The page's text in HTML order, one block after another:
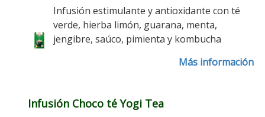
Infusión estimulante y antioxidante con té
verde, hierba limón, guarana, menta,
jengibre, saúco, pimienta y kombucha
Más información
Infusión Choco té Yogi Tea